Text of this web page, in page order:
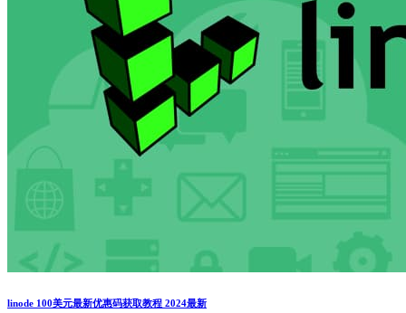
linode 100美元最新优惠码获取教程 2024最新